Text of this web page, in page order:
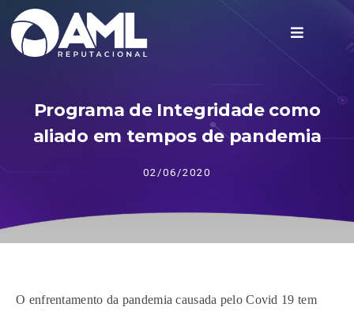
Programa de Integridade como
aliado em tempos de pandemia
02/06/2020
O enfrentamento da pandemia causada pelo Covid 19 tem